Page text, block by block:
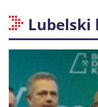
Lubelski